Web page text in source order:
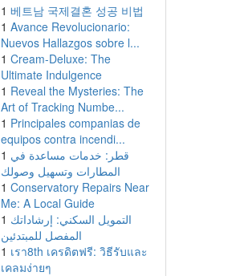
1 베트남 국제결혼 성공 비법
1 Avance Revolucionario:
Nuevos Hallazgos sobre l...
1 Cream-Deluxe: The
Ultimate Indulgence
1 Reveal the Mysteries: The
Art of Tracking Numbe...
1 Principales companias de
equipos contra incendi...
1 قطر: خدمات مساعدة في
المطارات وتسهيل وصولك
1 Conservatory Repairs Near
Me: A Local Guide
1 التمويل السكني: إرشاداتك
المفصل للمبتدئين
1 เรา8th เครดิตฟรี: วิธีรับและ
เคลมง่ายๆ